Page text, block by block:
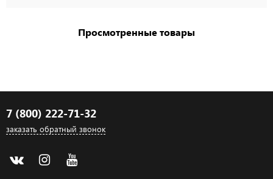
Просмотренные товары
7 (800) 222-71-32
заказать обратный звонок